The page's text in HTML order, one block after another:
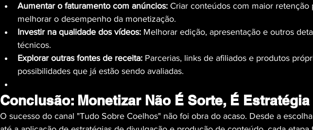
Aumentar o faturamento com anúncios: Criar conteúdos com maior retenção
melhorar o desempenho da monetização.
Investir na qualidade dos vídeos: Melhorar edição, apresentação e outros
técnicos.
Explorar outras fontes de receita: Parcerias, links de afiliados e produtos
possibilidades que já estão sendo avaliadas.
Conclusão: Monetizar Não É Sorte, É Estratégia
O sucesso do canal "Tudo Sobre Coelhos" não foi obra do acaso. Desde a